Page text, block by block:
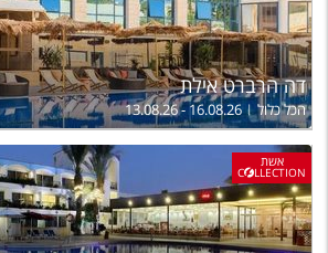
דה הרברט אילת
הכל כלול 13.08.26 - 16.08.26
אשת
C LLECTION